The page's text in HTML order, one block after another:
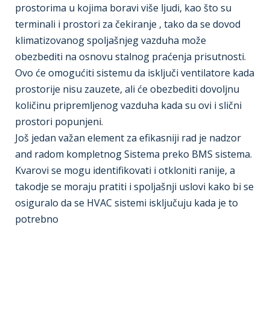
prostorima u kojima boravi više ljudi, kao što su
terminali i prostori za čekiranje , tako da se dovod
klimatizovanog spoljašnjeg vazduha može
obezbediti na osnovu stalnog praćenja prisutnosti.
Ovo će omogućiti sistemu da isključi ventilatore kada
prostorije nisu zauzete, ali će obezbediti dovoljnu
količinu pripremljenog vazduha kada su ovi i slični
prostori popunjeni.
Još jedan važan element za efikasniji rad je nadzor
and radom kompletnog Sistema preko BMS sistema.
Kvarovi se mogu identifikovati i otkloniti ranije, a
takodje se moraju pratiti i spoljašnji uslovi kako bi se
osiguralo da se HVAC sistemi isključuju kada je to
potrebno